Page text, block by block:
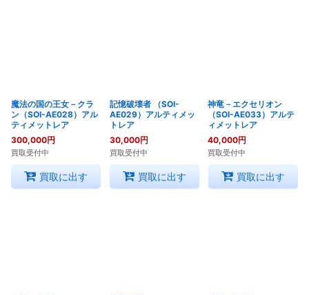
魔法の国の王女－クラ
ン（SOI-AE028）アル
ティメットレア
300,000円
買取受付中
買取に出す
記憶破壊者 （SOI-
AE029）アルティメッ
トレア
30,000円
買取受付中
買取に出す
神竜－エクセリオン
（SOI-AE033）アルテ
ィメットレア
40,000円
買取受付中
買取に出す